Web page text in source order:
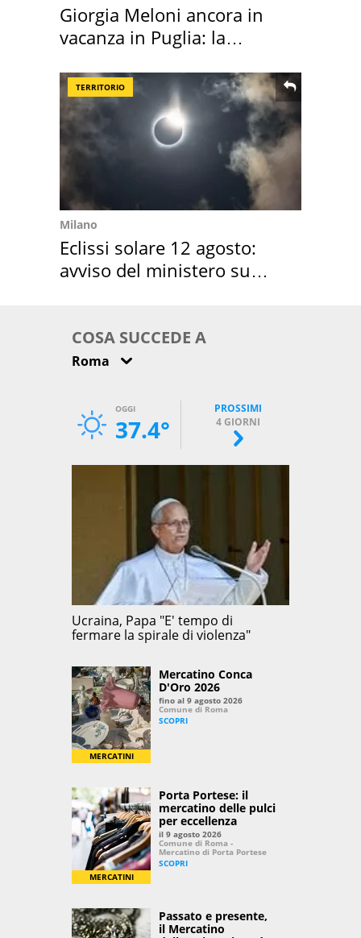
Giorgia Meloni ancora in
vacanza in Puglia: la
TERRITORIO
Milano
Eclissi solare 12 agosto:
avviso del ministero su